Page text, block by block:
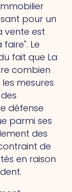
pour un
vente est
Le
fait que La
combien
mesures
défense
parmi ses
des
de
en raison